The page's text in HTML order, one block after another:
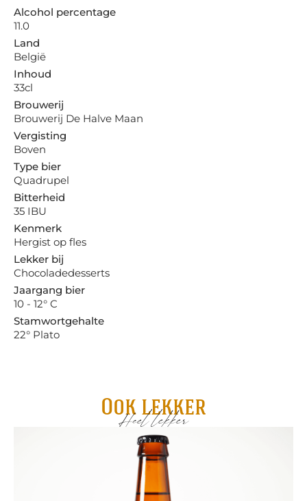
Alcohol percentage
11.0
Land
België
Inhoud
33cl
Brouwerij
Brouwerij De Halve Maan
Vergisting
Boven
Type bier
Quadrupel
Bitterheid
35 IBU
Kenmerk
Hergist op fles
Lekker bij
Chocoladedesserts
Jaargang bier
10 - 12° C
Stamwortgehalte
22° Plato
Ook lekker
Heel lekker